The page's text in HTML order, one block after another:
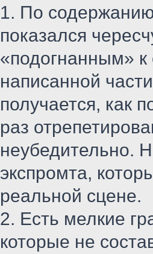
1. По
показался
«подогнанным» к
написанной
получается, как
раз
неубедительно.
экспромта,
реальной сцене.
2. Есть мелкие
которые не